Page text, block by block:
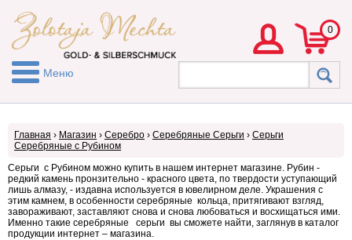
0
Меню
Главная › Магазин › Серебро › Серебряные Серьги › Серьги
Серебряные с Рубином
Серьги с Рубином можно купить в нашем интернет магазине. Рубин -
редкий камень пронзительно - красного цвета, по твердости уступающий
лишь алмазу, - издавна используется в ювелирном деле. Украшения с
этим камнем, в особенности серебряные кольца, притягивают взгляд,
завораживают, заставляют снова и снова любоваться и восхищаться ими.
Именно такие серебряные серьги вы сможете найти, заглянув в каталог
продукции интернет – магазина.